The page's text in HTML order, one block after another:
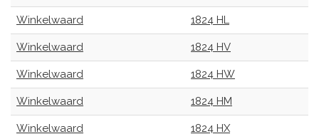
Winkelwaard 1824 HL
Winkelwaard 1824 HV
Winkelwaard 1824 HW
Winkelwaard 1824 HM
Winkelwaard 1824 HX